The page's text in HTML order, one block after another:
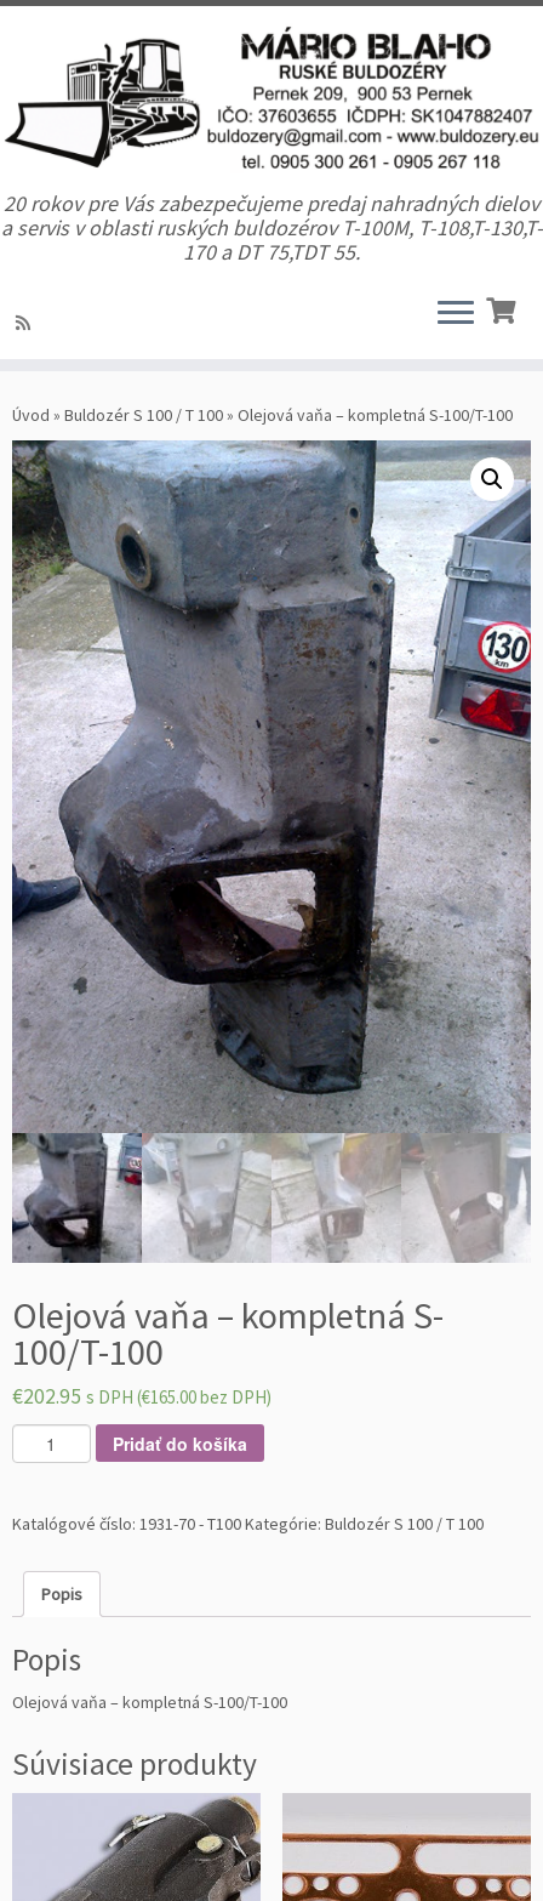
20 rokov pre Vás zabezpečujeme predaj nahradných dielov
a servis v oblasti ruských buldozérov T-100M, T-108,T-130,T-
170 a DT 75,TDT 55.
Úvod » Buldozér S 100 / T 100» Olejová vaňa – kompletná S-100/T-100
Olejová vaňa – kompletná S-
100/T-100
€202.95 s DPH (€165.00bez DPH)
n
ž
o
O
l
e
o
Pridať do košíka
Katalógové číslo: 1931-70 - T100Kategórie: Buldozér S 100 / T 100
Popis
Popis
Olejová vaňa – kompletná S-100/T-100
Súvisiace produkty